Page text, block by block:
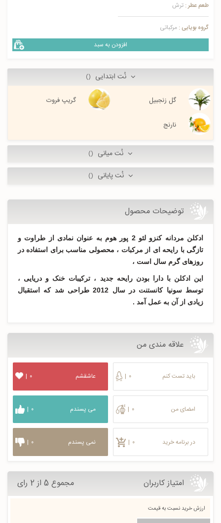
طعم عطر : ترش
گروه بویایی : مرکباتی
افزودن به سبد
نُت ابتدایی ()
گل زنجبیل گریپ فروت
نارنج
نُت میانی ()
نُت پایانی ()
توضیحات محصول
ادکلن مردانه کنزو لئو 2 پور هوم به عنوان نمادی از طراوت و
تازگی با رایحه ای از مرکبات ، محصولی مناسب برای استفاده در
روزهای گرم سال است ،
این ادکلن با دارا بودن رایحه جدید ، ترکیبات خنک و دریایی ،
توسط سونیا کانستنت در سال 2012 طراحی شد که استقبال
زیادی از آن به عمل آمد .
علاقه مندی من
باید تست کنم | ۰
امضای من | ۰
در برنامه خرید | ۰
عاشقشم | ۰
می پسندم | ۰
نمی پسندم | ۰
امتیاز کاربران مجموع 5 از 2 رای
ارزش خرید نسبت به قیمت